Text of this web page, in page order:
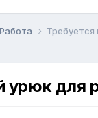
Работа Требуется
урюк для